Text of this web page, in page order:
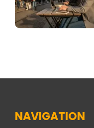
NAVIGATION